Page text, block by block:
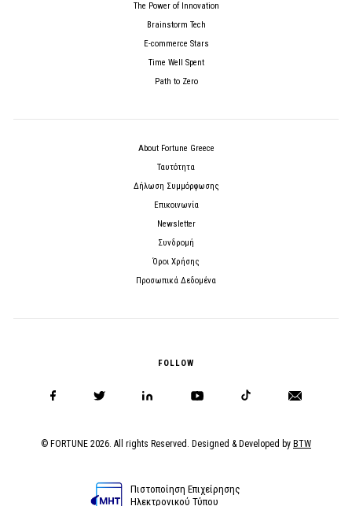
The Power of Innovation
Brainstorm Tech
E-commerce Stars
Time Well Spent
Path to Zero
About Fortune Greece
Ταυτότητα
Δήλωση Συμμόρφωσης
Επικοινωνία
Newsletter
Συνδρομή
Όροι Χρήσης
Προσωπικά Δεδομένα
FOLLOW
© FORTUNE 2026. All rights Reserved. Designed & Developed by BTW
Πιστοποίηση Επιχείρησης
Ηλεκτρονικού Τύπου